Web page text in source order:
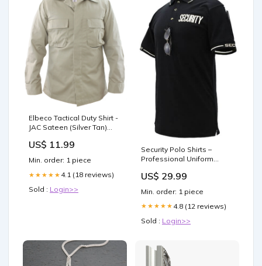
Elbeco Tactical Duty Shirt -
JAC Sateen (Silver Tan)
US$ 11.99
Min. order: 1 piece
★★★★★ 4.1 (18 reviews)
Sold : Login>>
Security Polo Shirts –
Professional Uniform
US$ 29.99
Min. order: 1 piece
★★★★★ 4.8 (12 reviews)
Sold : Login>>